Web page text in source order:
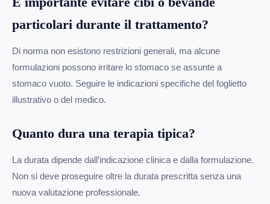
particolari durante il trattamento?
Di norma non esistono restrizioni generali, ma alcune
formulazioni possono irritare lo stomaco se assunte a
stomaco vuoto. Seguire le indicazioni specifiche del foglietto
illustrativo o del medico.
Quanto dura una terapia tipica?
La durata dipende dall’indicazione clinica e dalla formulazione.
Non si deve proseguire oltre la durata prescritta senza una
nuova valutazione professionale.